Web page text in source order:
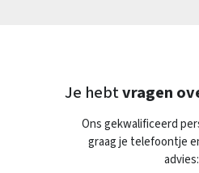
Je hebtvragen
Ons gekwalificeerd
graag je telefoontje
advies: